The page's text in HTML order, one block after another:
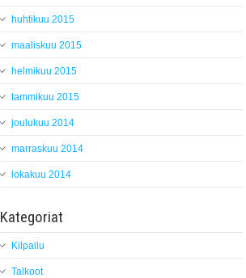
huhtikuu 2015
maaliskuu 2015
helmikuu 2015
tammikuu 2015
joulukuu 2014
marraskuu 2014
lokakuu 2014
Kategoriat
Kilpailu
Talkoot